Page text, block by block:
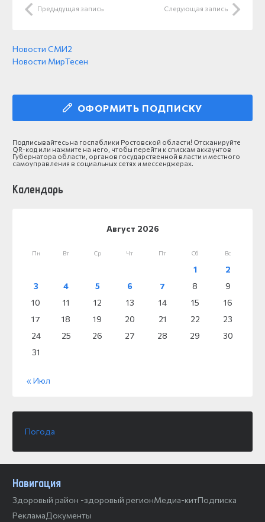
Предыдущая запись Следующая запись
Новости СМИ2
Новости МирТесен
ОФОРМИТЬ ПОДПИСКУ
Подписывайтесь на госпаблики Ростовской области! Отсканируйте
QR-код или нажмите на него, чтобы перейти к спискам аккаунтов
Губернатора области, органов государственной власти и местного
самоуправления в социальных сетях и мессенджерах.
Календарь
Август 2026
Пн Вт Ср Чт Пт Сб Вс
1
2
3
4 5 6 7 8
9
10
11 12 13 14 15
16
17
18 19 20 21 22
23
24
25 26 27 28 29
30
31
« Июл
Погода
Навигация
Здоровый район -здоровый регионМедиа-китПодписка
РекламаДокументы